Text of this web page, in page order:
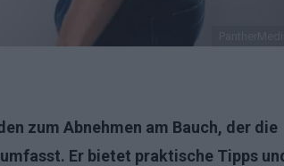
zum Abnehmen am Bauch, der die
Er bietet praktische Tipps